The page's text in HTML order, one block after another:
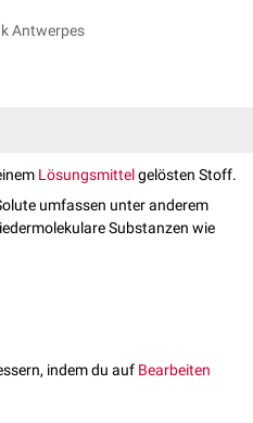
Antwerpes
Lösungsmittelgelösten Stoff.
umfassen unter anderem
Substanzen wie
indem du auf Bearbeiten